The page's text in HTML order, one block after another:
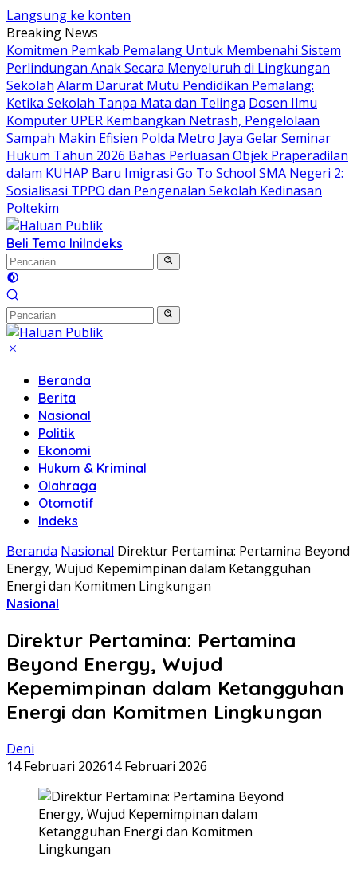
Langsung ke konten
Breaking News
Komitmen Pemkab Pemalang Untuk Membenahi Sistem
Perlindungan Anak Secara Menyeluruh di Lingkungan
Sekolah Alarm Darurat Mutu Pendidikan Pemalang:
Ketika Sekolah Tanpa Mata dan Telinga Dosen Ilmu
Komputer UPER Kembangkan Netrash, Pengelolaan
Sampah Makin Efisien Polda Metro Jaya Gelar Seminar
Hukum Tahun 2026 Bahas Perluasan Objek Praperadilan
dalam KUHAP Baru Imigrasi Go To School SMA Negeri 2:
Sosialisasi TPPO dan Pengenalan Sekolah Kedinasan
Poltekim
Beli Tema IniIndeks
Beranda
Berita
Nasional
Politik
Ekonomi
Hukum & Kriminal
Olahraga
Otomotif
Indeks
Beranda Nasional Direktur Pertamina: Pertamina Beyond
Energy, Wujud Kepemimpinan dalam Ketangguhan
Energi dan Komitmen Lingkungan
Nasional
Direktur Pertamina: Pertamina
Beyond Energy, Wujud
Kepemimpinan dalam Ketangguhan
Energi dan Komitmen Lingkungan
Deni
14 Februari 202614 Februari 2026